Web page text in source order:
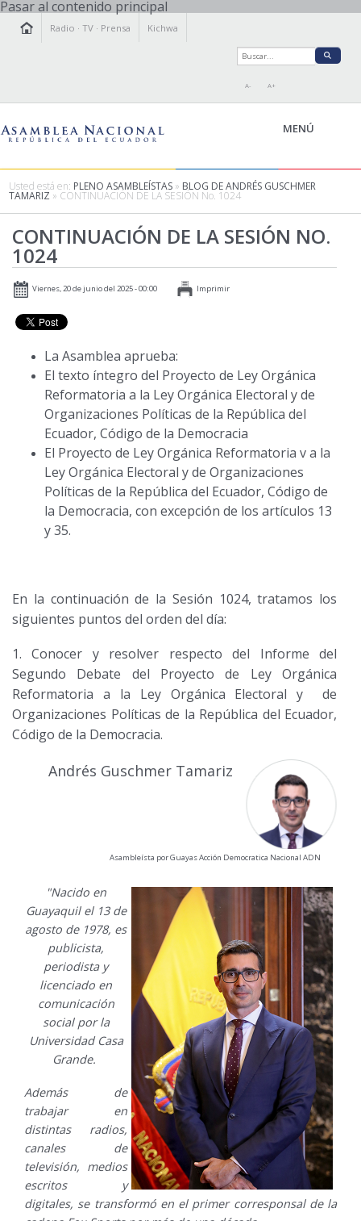
Pasar al contenido principal
Radio ·TV · Prensa Kichwa
A- A+
MENÚ
LEGISLAMOS
FISCALIZAMOS
TRANSPARENCIA
PRENSA
PARTICIPACIÓN
AGENDA
Usted está en: PLENO ASAMBLEÍSTAS » BLOG DE ANDRÉS GUSCHMER
TAMARIZ » CONTINUACIÓN DE LA SESIÓN No. 1024
CONTINUACIÓN DE LA SESIÓN NO.
1024
Viernes, 20 de junio del 2025 - 00:00 Imprimir
La Asamblea aprueba:
El texto íntegro del Proyecto de Ley Orgánica
Reformatoria a la Ley Orgánica Electoral y de
Organizaciones Políticas de la República del
Ecuador, Código de la Democracia
El Proyecto de Ley Orgánica Reformatoria v a la
Ley Orgánica Electoral y de Organizaciones
Políticas de la República del Ecuador, Código de
la Democracia, con excepción de los artículos 13
y 35.
En la continuación de la Sesión 1024, tratamos los
siguientes puntos del orden del día:
1. Conocer y resolver respecto del Informe del
Segundo Debate del Proyecto de Ley Orgánica
Reformatoria a la Ley Orgánica Electoral y de
Organizaciones Políticas de la República del Ecuador,
Código de la Democracia.
Andrés Guschmer Tamariz
Asambleísta por Guayas Acción Democratica Nacional ADN
"Nacido en
Guayaquil el 13 de
agosto de 1978, es
publicista,
periodista y
licenciado en
comunicación
social por la
Universidad Casa
Grande.
Además de
trabajar en
distintas radios,
canales de
televisión, medios
escritos y
digitales, se transformó en el primer corresponsal de la